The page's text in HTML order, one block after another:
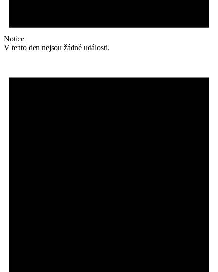
Notice
V tento den nejsou žádné události.